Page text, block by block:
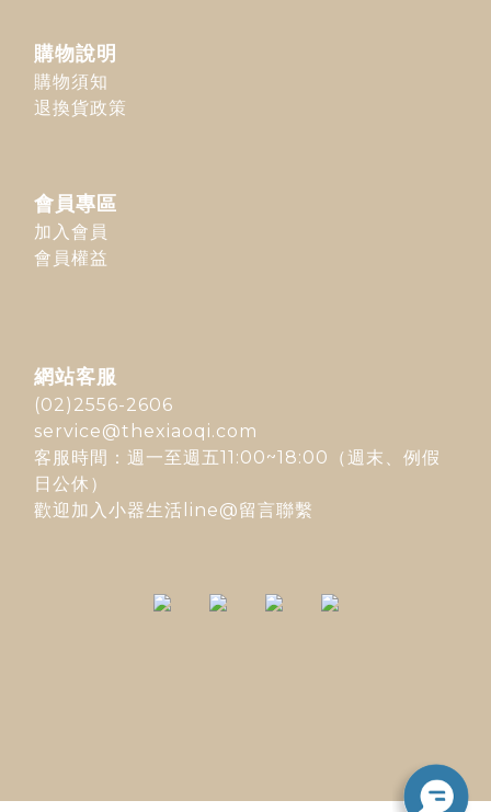
購物說明
購物須知
退換貨政策
會員專區
加入會員
會員權益
網站客服
(02)2556-2606
service@thexiaoqi.com
客服時間：週一至週五11:00~18:00（週末、例假
日公休）
歡迎加入 小器生活line@留言聯繫